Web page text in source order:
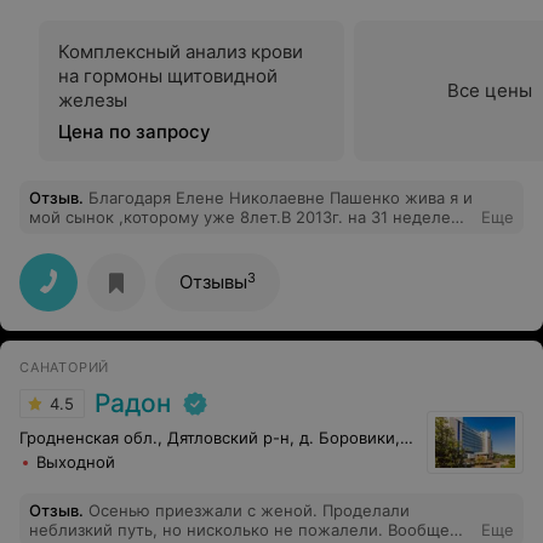
Комплексный анализ крови
на гормоны щитовидной
железы
Цена по запросу
Все цены
Отзыв. Благодаря Елене Николаевне Пашенко жива я и
мой сынок ,которому уже 8лет.В 2013г. на 31 неделе
наши жизни, за что я безмерно благодарна.
Еще
Отзывы3
САНАТОРИЙ
4.5 Радон
Гродненская обл., Дятловский р-н, д. Боровики, 10
Выходной
Отзыв. Осенью приезжали с женой. Проделали
неблизкий путь, но нисколько не пожалели. Вообще
Еще